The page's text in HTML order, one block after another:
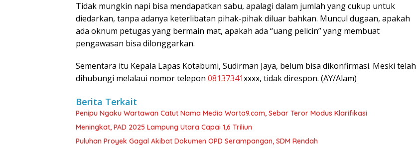
Tidak mungkin napi bisa mendapatkan sabu, apalagi dalam jumlah yang cukup untuk
diedarkan, tanpa adanya keterlibatan pihak-pihak diluar bahkan. Muncul dugaan, apakah
ada oknum petugas yang bermain mat, apakah ada “uang pelicin” yang membuat
pengawasan bisa dilonggarkan.
Sementara itu Kepala Lapas Kotabumi, Sudirman Jaya, belum bisa dikonfirmasi. Meski telah
dihubungi melalaui nomor telepon 08137341xxxx, tidak direspon. (AY/Alam)
Berita Terkait
Penipu Ngaku Wartawan Catut Nama Media Warta9.com, Sebar Teror Modus Klarifikasi
Meningkat, PAD 2025 Lampung Utara Capai 1,6 Triliun
Puluhan Proyek Gagal Akibat Dokumen OPD Serampangan, SDM Rendah